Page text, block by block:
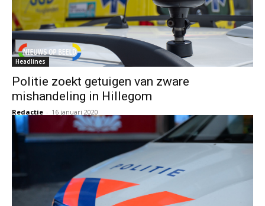
Headlines
Politie zoekt getuigen van zware
mishandeling in Hillegom
Redactie - 16 januari 2020